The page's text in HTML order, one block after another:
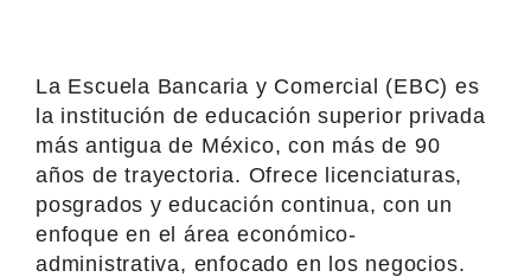
La Escuela Bancaria y Comercial (EBC) es
la institución de educación superior privada
más antigua de México, con más de 90
años de trayectoria. Ofrece licenciaturas,
posgrados y educación continua, con un
enfoque en el área económico-
administrativa, enfocado en los negocios.